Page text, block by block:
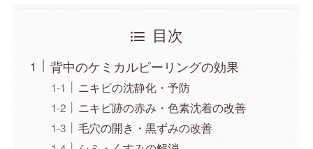
目次
背中のケミカルピーリングの効果
ニキビの沈静化・予防
ニキビ跡の赤み・色素沈着の改善
毛穴の開き・黒ずみの改善